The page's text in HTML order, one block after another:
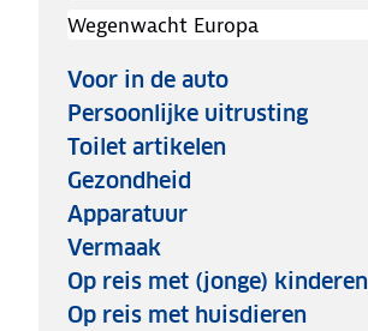
Wegenwacht Europa
Voor in de auto
Persoonlijke uitrusting
Toilet artikelen
Gezondheid
Apparatuur
Vermaak
Op reis met (jonge) kinderen
Op reis met huisdieren